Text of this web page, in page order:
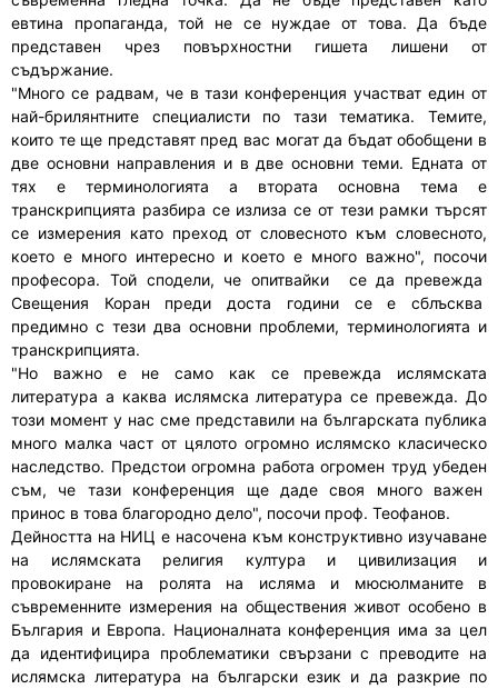
евтина пропаганда, той не се нуждае от това. Да бъде
представен чрез повърхностни гишета лишени от
съдържание.
"Много се радвам, че в тази конференция участват един от
най-брилянтните специалисти по тази тематика. Темите,
които те ще представят пред вас могат да бъдат обобщени в
две основни направления и в две основни теми. Едната от
тях е терминологията а втората основна тема е
транскрипцията разбира се излиза се от тези рамки търсят
се измерения като преход от словесното към словесното,
което е много интересно и което е много важно", посочи
професора. Той сподели, че опитвайки се да превежда
Свещения Коран преди доста години се е сблъсква
предимно с тези два основни проблеми, терминологията и
транскрипцията.
"Но важно е не само как се превежда ислямската
литература а каква ислямска литература се превежда. До
този момент у нас сме представили на българската публика
много малка част от цялото огромно ислямско класическо
наследство. Предстои огромна работа огромен труд убеден
съм, че тази конференция ще даде своя много важен
принос в това благородно дело", посочи проф. Теофанов.
Дейността на НИЦ е насочена към конструктивно изучаване
на ислямската религия култура и цивилизация и
провокиране на ролята на исляма и мюсюлманите в
съвременните измерения на обществения живот особено в
България и Европа. Националната конференция има за цел
да идентифицира проблематики свързани с преводите на
ислямска литература на български език и да разкрие по